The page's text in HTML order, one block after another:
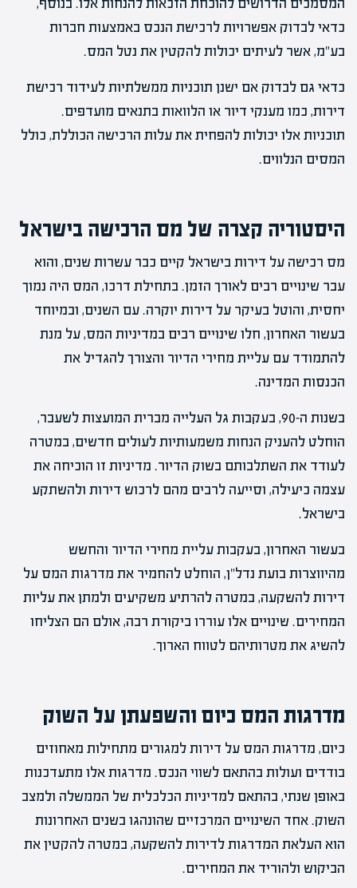
המסמכים הדרושים להוכחת הזכאות להנחות אלו. בנוסף,
כדאי לבדוק אפשרויות לרכישת הנכס באמצעות חברות
בע"מ, אשר לעיתים יכולות להקטין את נטל המס.
כדאי גם לבדוק אם ישנן תוכניות ממשלתיות לעידוד רכישת
דירות, כמו מענקי דיור או הלוואות בתנאים מועדפים.
תוכניות אלו יכולות להפחית את עלות הרכישה הכוללת, כולל
המסים הנלווים.
היסטוריה קצרה של מס הרכישה בישראל
מס רכישה על דירות בישראל קיים כבר עשרות שנים, והוא
עבר שינויים רבים לאורך הזמן. בתחילת דרכו, המס היה נמוך
יחסית, והוטל בעיקר על דירות יוקרה. עם השנים, ובמיוחד
בעשור האחרון, חלו שינויים רבים במדיניות המס, על מנת
להתמודד עם עליית מחירי הדיור והצורך להגדיל את
הכנסות המדינה.
בשנות ה-90, בעקבות גל העלייה מברית המועצות לשעבר,
הוחלט להעניק הנחות משמעותיות לעולים חדשים, במטרה
לעודד את השתלבותם בשוק הדיור. מדיניות זו הוכיחה את
עצמה כיעילה, וסייעה לרבים מהם לרכוש דירות ולהשתקע
בישראל.
בעשור האחרון, בעקבות עליית מחירי הדיור והחשש
מהיווצרות בועת נדל"ן, הוחלט להחמיר את מדרגות המס על
דירות להשקעה, במטרה להרתיע משקיעים ולמתן את עליות
המחירים. שינויים אלו עוררו ביקורת רבה, אולם הם הצליחו
להשיג את מטרותיהם לטווח הארוך.
מדרגות המס כיום והשפעתן על השוק
כיום, מדרגות המס על דירות למגורים מתחילות מאחוזים
בודדים ועולות בהתאם לשווי הנכס. מדרגות אלו מתעדכנות
באופן שנתי, בהתאם למדיניות הכלכלית של הממשלה ולמצב
השוק. אחד השינויים המרכזיים שהונהגו בשנים האחרונות
הוא העלאת המדרגות לדירות להשקעה, במטרה להקטין את
הביקוש ולהוריד את המחירים.